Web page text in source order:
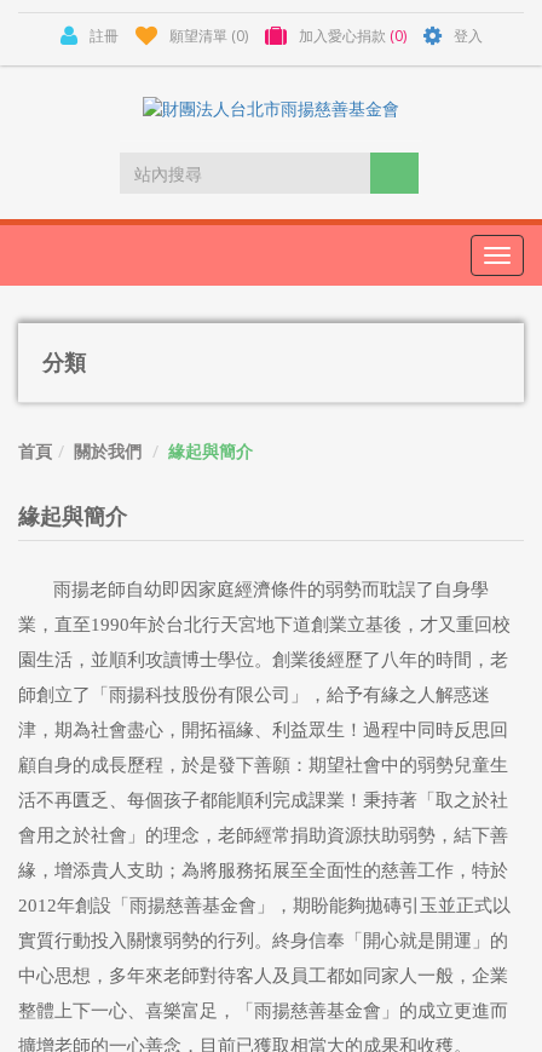
註冊 願望清單 (0) 加入愛心捐款 (0) 登入
分類
首頁 關於我們 緣起與簡介
緣起與簡介
雨揚老師自幼即因家庭經濟條件的弱勢而耽誤了自身學
業，直至1990年於台北行天宮地下道創業立基後，才又重回校
園生活，並順利攻讀博士學位。創業後經歷了八年的時間，老
師創立了「雨揚科技股份有限公司」，給予有緣之人解惑迷
津，期為社會盡心，開拓福緣、利益眾生！過程中同時反思回
顧自身的成長歷程，於是發下善願：期望社會中的弱勢兒童生
活不再匱乏、每個孩子都能順利完成課業！秉持著「取之於社
會用之於社會」的理念，老師經常捐助資源扶助弱勢，結下善
緣，增添貴人支助；為將服務拓展至全面性的慈善工作，特於
2012年創設「雨揚慈善基金會」，期盼能夠拋磚引玉並正式以
實質行動投入關懷弱勢的行列。終身信奉「開心就是開運」的
中心思想，多年來老師對待客人及員工都如同家人一般，企業
整體上下一心、喜樂富足，「雨揚慈善基金會」的成立更進而
擴增老師的一心善念，目前已獲取相當大的成果和收穫。